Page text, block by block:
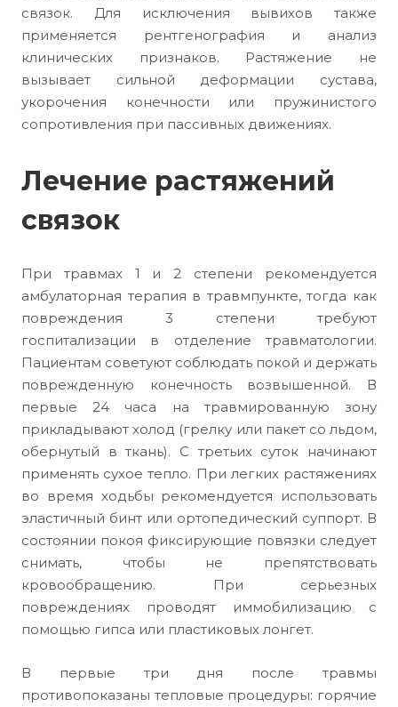
связок. Для исключения вывихов также
применяется рентгенография и анализ
клинических признаков. Растяжение не
вызывает сильной деформации сустава,
укорочения конечности или пружинистого
сопротивления при пассивных движениях.
Лечение растяжений
связок
При травмах 1 и 2 степени рекомендуется
амбулаторная терапия в травмпункте, тогда как
повреждения 3 степени требуют
госпитализации в отделение травматологии.
Пациентам советуют соблюдать покой и держать
поврежденную конечность возвышенной. В
первые 24 часа на травмированную зону
прикладывают холод (грелку или пакет со льдом,
обернутый в ткань). С третьих суток начинают
применять сухое тепло. При легких растяжениях
во время ходьбы рекомендуется использовать
эластичный бинт или ортопедический суппорт. В
состоянии покоя фиксирующие повязки следует
снимать, чтобы не препятствовать
кровообращению. При серьезных
повреждениях проводят иммобилизацию с
помощью гипса или пластиковых лонгет.
В первые три дня после травмы
противопоказаны тепловые процедуры: горячие